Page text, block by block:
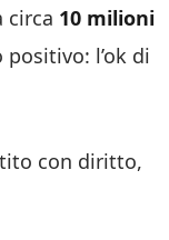
circa 10 milioni
l’ok di
con diritto,